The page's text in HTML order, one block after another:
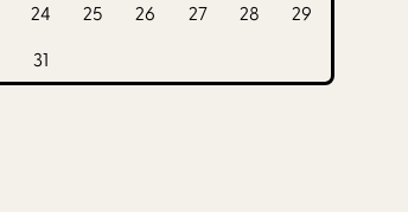
24 25 26 27 28
29
31